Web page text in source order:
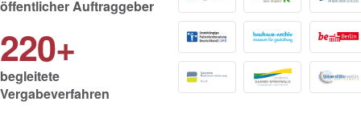
öffentlicher Auftraggeber
220+
begleitete
Vergabeverfahren